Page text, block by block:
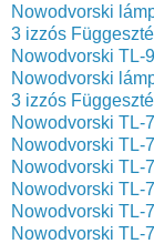
Nowodvorski
3 izzós
Nowodvorski TL-
Nowodvorski
3 izzós
Nowodvorski TL-
Nowodvorski TL-
Nowodvorski TL-
Nowodvorski TL-
Nowodvorski TL-
Nowodvorski TL-